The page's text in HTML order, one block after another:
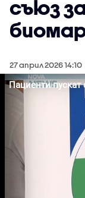
съюз
27 април 2026 14:10